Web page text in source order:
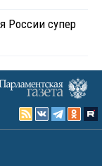
России супер